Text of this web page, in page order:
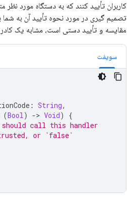
کاربران تأیید کنند که به دستگاه مورد
تصمیم گیری در مورد نحوه تأیید آن به شما
مقایسه و تأیید دستی است، مشابه یک
سویفت
: String,
(Bool) -> Void)
{
call this handler
or `false`